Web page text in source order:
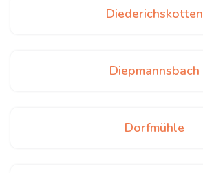
Diederichskotten
Diepmannsbach
Dorfmühle